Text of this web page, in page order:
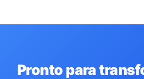
Pronto para